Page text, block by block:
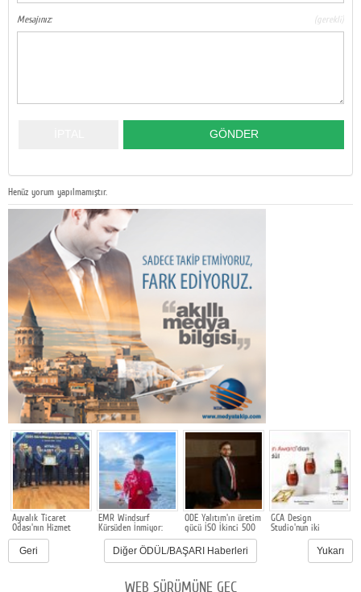
Mesajınız: (gerekli)
Henüz yorum yapılmamıştır.
Ayvalık Ticaret
Odası'nın Hizmet
Kalitesi 4. Kez
Tescillendi
EMR Windsurf
Kürsüden İnmiyor:
Berk Pala Avrupa
ikincisi
ODE Yalıtım'ın üretim
gücü İSO İkinci 500
Listesinde tescillendi
GCA Design
Studio'nun iki
uluslararası ödül
Geri
Diğer ÖDÜL/BAŞARI Haberleri Yukarı
WEB SÜRÜMÜNE GEÇ